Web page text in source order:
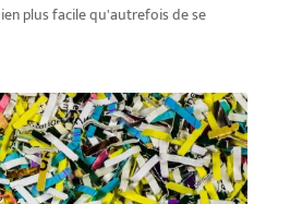
plus facile qu'autrefois de se